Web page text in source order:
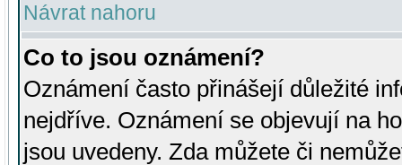
Návrat nahoru
Co to jsou oznámení?
Oznámení často přinášejí důležité
nejdříve. Oznámení se objevují na
jsou uvedeny. Zda můžete či